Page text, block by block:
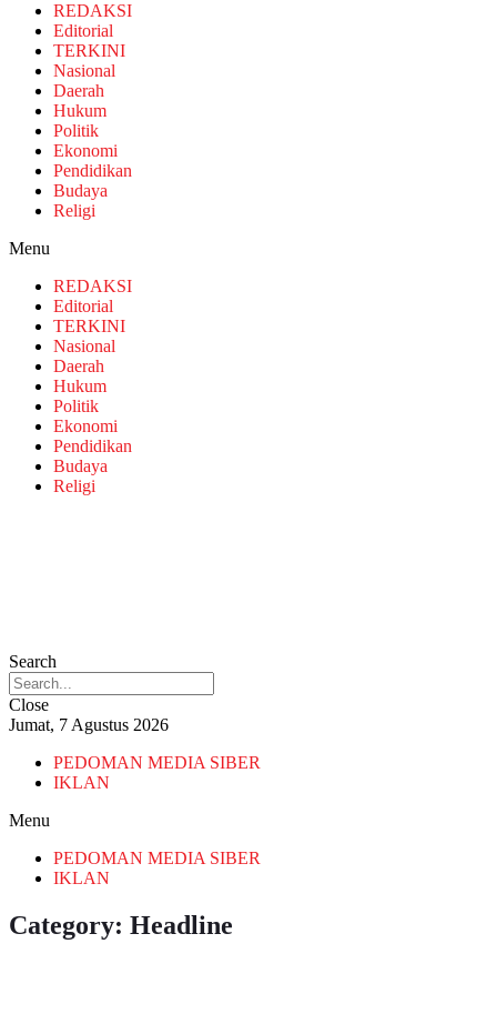
REDAKSI
Editorial
TERKINI
Nasional
Daerah
Hukum
Politik
Ekonomi
Pendidikan
Budaya
Religi
Menu
REDAKSI
Editorial
TERKINI
Nasional
Daerah
Hukum
Politik
Ekonomi
Pendidikan
Budaya
Religi
Search
Close
Jumat, 7 Agustus 2026
PEDOMAN MEDIA SIBER
IKLAN
Menu
PEDOMAN MEDIA SIBER
IKLAN
Category: Headline